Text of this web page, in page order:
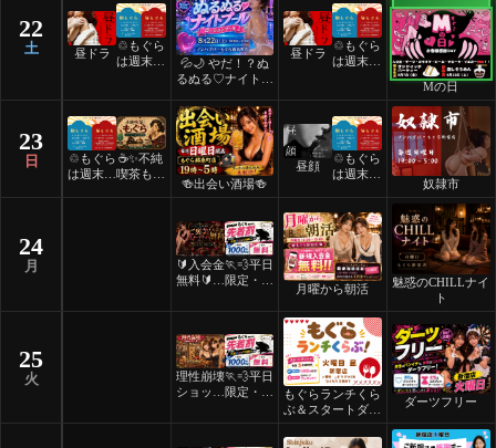
22
土 昼ドラ
♲もぐら
は週末祝
💦🌙 やだ！？ぬ
るぬる♡ナイトプ
昼ドラ
♲もぐら
は週末祝
Mの日
23
日
♲もぐら
は週末祝
☕️✨不純
喫茶もぐ
🍻出会い酒場🍻
昼顔
♲もぐら
は週末祝
奴隷市
24
月
🔰入会金
無料🔰ご
ーツナイ
🏃💨平日
限定・先
月曜から朝活
魅惑のCHILLナイ
ト
25
火
理性崩壊
ショット
ー
🏃💨平日
限定・先
もぐらランチくら
ぶ＆スタートダッ
シュ
ダーツフリー